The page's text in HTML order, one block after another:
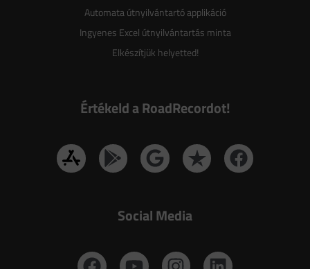
Automata útnyilvántartó applikáció
Ingyenes Excel útnyilvántartás minta
Elkészítjük helyetted!
Értékeld a RoadRecordot!
Social Media